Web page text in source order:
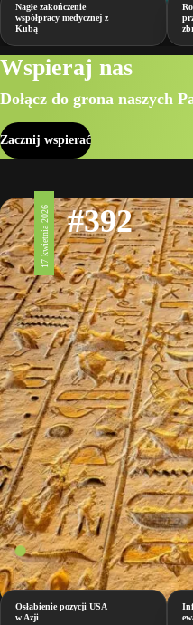
Nagłe zakończenie
współpracy medycznej z
Kubą
Wspieraj nas
Dołącz do grona naszych
Zacznij wspierać
17 kwietnia 2026 #392
Osłabienie pozycji USA
w Azji